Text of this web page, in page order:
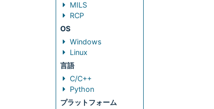
MILS
RCP
OS
Windows
Linux
言語
C/C++
Python
プラットフォーム